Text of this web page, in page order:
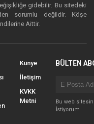
gidebilir. Bu sitedeki
sorumlu değildir. Köşe
Aittir.
Künye
İletişim
KVKK
Metni
BÜLTEN
Bu web
İstiyorum